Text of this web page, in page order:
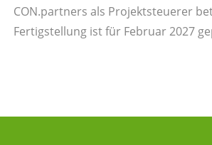
CON.partners als Projektsteuerer
Fertigstellung ist für Februar 2027